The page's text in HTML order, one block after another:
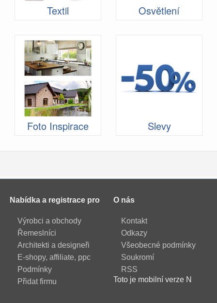
Textil Osvětlení
Foto Inspirace Slevy
Nabídka a registrace pro
Výrobci a obchody
Řemeslníci
Architekti a designeři
E-shopy, affiliate, ppc
Podmínky
Přidat firmu
O nás
Kontakt
Odkazy
Všeobecné podmínky
Soukromí
RSS
Toto je mobilní verze N